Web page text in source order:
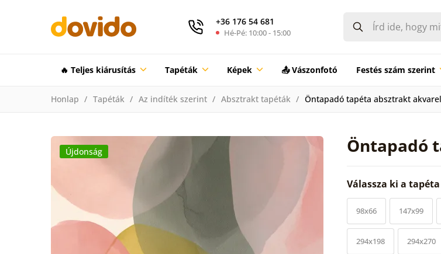
+36 176 54 681
Hé-Pé: 10:00 - 15:00
🔥 Teljes kiárusítás Tapéták Képek 📤 Vászonfotó Festés szám szerint
Honlap Tapéták Az indíték szerint Absztrakt tapéták Öntapadó tapéta absztrakt
Öntapadó
Újdonság
Válassza ki a
98x66 147x99
294x198 294x270